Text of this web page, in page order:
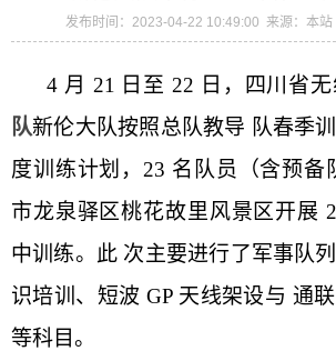
发布时间：2023-04-22 10:49:00 来源：本
4 月 21 日至 22 日，四川省
队新伦大队按照总队教导 队春季
度训练计划，23 名队员（含预
市龙泉驿区桃花故里风景区开展
中训练。此 次主要进行了军事队
识培训、短波 GP 天线架设与 通
等科目。